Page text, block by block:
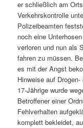
er schließlich am
Verkehrskontrolle
Polizeibeamten
noch eine
verloren und nun als
fahren zu müssen.
es mit der Angst
Hinweise auf
17-Jährige wurde
Betroffener einer
Fehlverhalten
komplett bekleidet,